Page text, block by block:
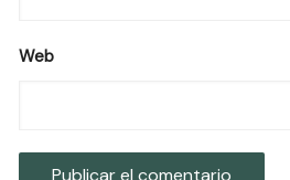
Web